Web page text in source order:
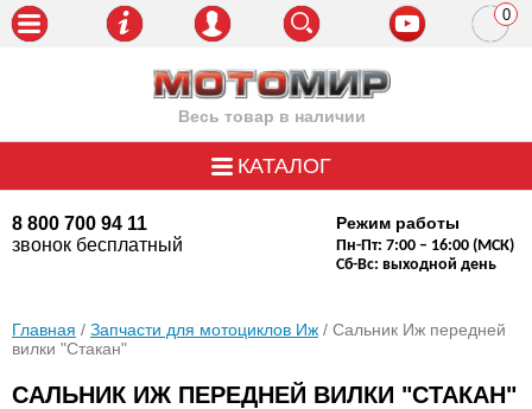
Весь товар в наличии
8 800 700 94 11
звонок бесплатный
Режим работы
Пн-Пт: 7:00 – 16:00 (МСК)
Сб-Вс: выходной день
0
КАТАЛОГ
Главная / Запчасти для мотоциклов Иж / Сальник Иж передней
вилки "Стакан"
САЛЬНИК ИЖ ПЕРЕДНЕЙ ВИЛКИ "СТАКАН"